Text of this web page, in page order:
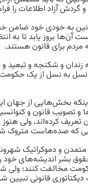
گردش آزاد اطلاعات را
به خودی خود ضامن
آن‌ها بروز یابد تا به
مردم برای قانون هستند.
زندان و شکنجه و
به نسل از یک حکومت
بخش‌هایی از جهان
و تصویب قانون و
تعریف کرده‌اند، ولی
که صده‌هاست متروک
متمدن و دموکراتیک
بشر اندیشه‌های خود
مخالفت کنند؛ ولی
دیکتاتوری قانونی